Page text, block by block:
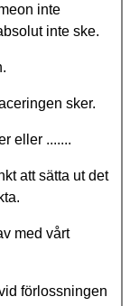
inte
inte ske.
sker.
eller .......
att sätta ut det
med vårt
förlossningen